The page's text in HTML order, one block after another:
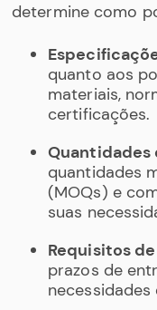
determine como
quanto aos
materiais,
certificações.
Quantidades
quantidades
(MOQs) e
suas
Requisitos
prazos de